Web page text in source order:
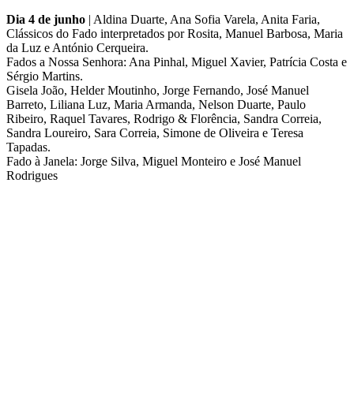
Dia 4 de junho | Aldina Duarte, Ana Sofia Varela, Anita Faria,
Clássicos do Fado interpretados por Rosita, Manuel Barbosa, Maria
da Luz e António Cerqueira.
Fados a Nossa Senhora: Ana Pinhal, Miguel Xavier, Patrícia Costa e
Sérgio Martins.
Gisela João, Helder Moutinho, Jorge Fernando, José Manuel
Barreto, Liliana Luz, Maria Armanda, Nelson Duarte, Paulo
Ribeiro, Raquel Tavares, Rodrigo & Florência, Sandra Correia,
Sandra Loureiro, Sara Correia, Simone de Oliveira e Teresa
Tapadas.
Fado à Janela: Jorge Silva, Miguel Monteiro e José Manuel
Rodrigues